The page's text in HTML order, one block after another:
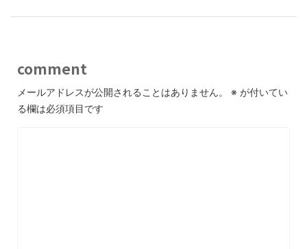
comment
メールアドレスが公開されることはありません。 ※ が付いてい
る欄は必須項目です